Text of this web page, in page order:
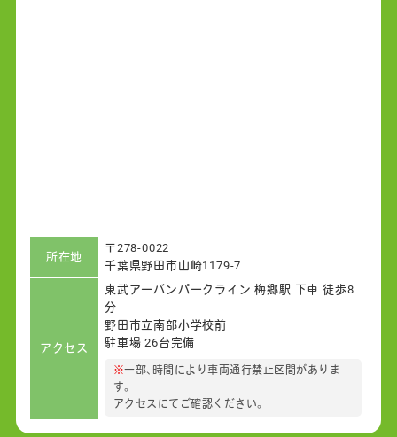
所在地
〒278-0022
千葉県野田市山崎1179-7
アクセス
東武アーバンパークライン 梅郷駅 下車 徒歩8
分
野田市立南部小学校前
駐車場 26台完備
※一部、時間により車両通行禁止区間がありま
す。
アクセスにてご確認ください。